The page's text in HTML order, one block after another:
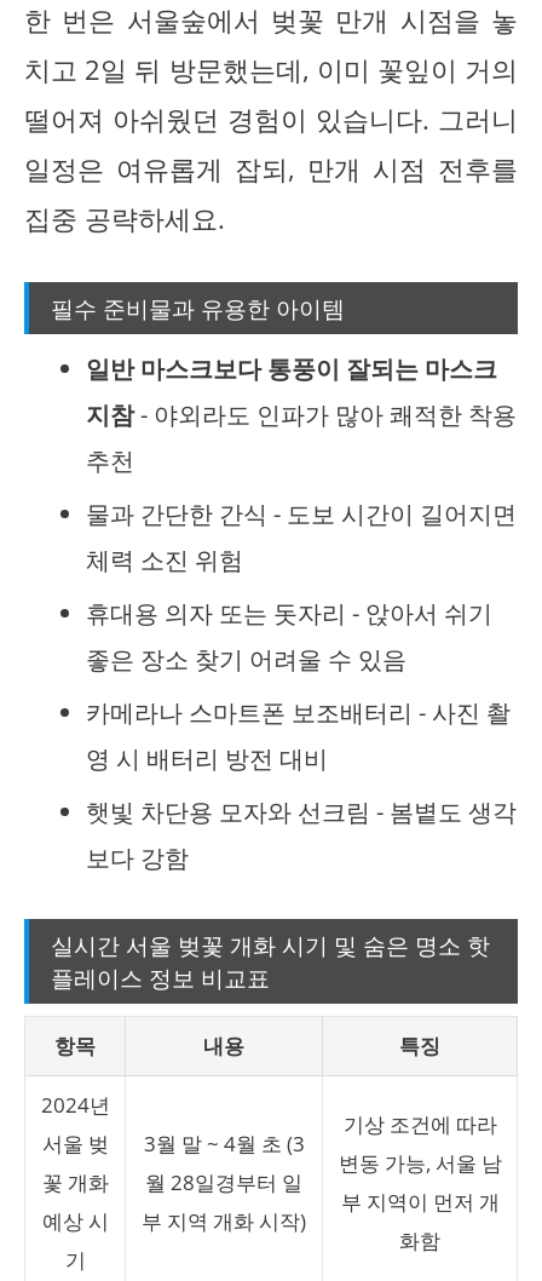
한 번은 서울숲에서 벚꽃 만개 시점을 놓
치고 2일 뒤 방문했는데, 이미 꽃잎이 거의
떨어져 아쉬웠던 경험이 있습니다. 그러니
일정은 여유롭게 잡되, 만개 시점 전후를
집중 공략하세요.
필수 준비물과 유용한 아이템
일반 마스크보다 통풍이 잘되는 마스크
지참- 야외라도 인파가 많아 쾌적한 착용
추천
물과 간단한 간식 - 도보 시간이 길어지면
체력 소진 위험
휴대용 의자 또는 돗자리 - 앉아서 쉬기
좋은 장소 찾기 어려울 수 있음
카메라나 스마트폰 보조배터리 - 사진 촬
영 시 배터리 방전 대비
햇빛 차단용 모자와 선크림 - 봄볕도 생각
보다 강함
실시간 서울 벚꽃 개화 시기 및 숨은 명소 핫
플레이스 정보 비교표
항목 내용 특징
2024년
서울 벚
꽃 개화
예상 시
기
3월 말 ~ 4월 초 (3
월 28일경부터 일
부 지역 개화 시작)
기상 조건에 따라
변동 가능, 서울 남
부 지역이 먼저 개
화함